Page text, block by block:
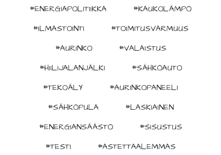
#ENERGIAPOLITIIKKA
#KAUKOLÄMPÖ
#ILMASTOINTI
#TOIMITUSVARMUUS
#AURINKO
#VALAISTUS
#HIILIJALANJÄLKI
#SÄHKÖAUTO
#TEKOÄLY
#AURINKOPANEELI
#SÄHKÖPULA
#LASKIAINEN
#ENERGIANSÄÄSTÖ
#SISUSTUS
#TESTI
#ASTETTAALEMMAS